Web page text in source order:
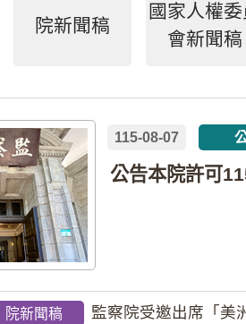
院新聞稿
國家人權委
會新聞稿
115-08-07
院新聞稿 監察院受邀出席「美